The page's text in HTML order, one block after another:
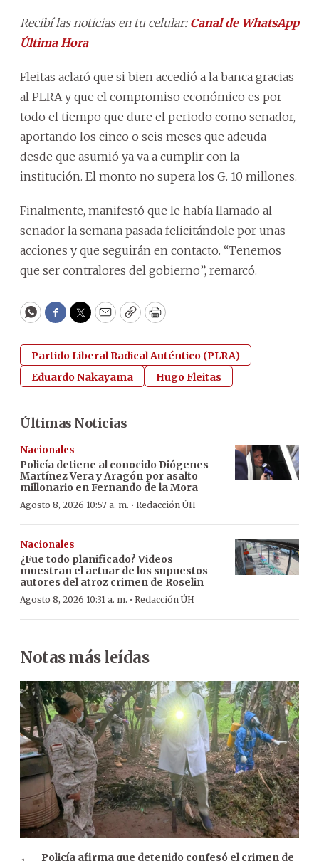
Recibí las noticias en tu celular: Canal de WhatsApp
Última Hora
Fleitas aclaró que si bien accedió a la banca gracias
al PLRA y que el compromiso económico es por
todo el tiempo que dure el periodo como senador,
aportando los cinco o seis meses que adeuda
desde que asumió ya va a cumplir con la
institución. El monto no supera los G. 10 millones.
Finalmente, manifestó que le había llamado al
senador la semana pasada felicitándole por unas
acciones y que seguirán en contacto. “Tenemos
que ser contralores del gobierno”, remarcó.
WhatsApp
Facebook
Twitter
EmailCopyPrint
Partido Liberal Radical Auténtico (PLRA)
Eduardo Nakayama
Hugo Fleitas
Últimas Noticias
Nacionales
Policía detiene al conocido Diógenes
Martínez Vera y Aragón por asalto
millonario en Fernando de la Mora
Agosto 8, 2026 10:57 a. m. · Redacción ÚH
Nacionales
¿Fue todo planificado? Videos
muestran el actuar de los supuestos
autores del atroz crimen de Roselin
Agosto 8, 2026 10:31 a. m. · Redacción ÚH
Notas más leídas
Policía afirma que detenido confesó el crimen de